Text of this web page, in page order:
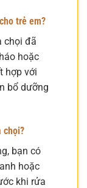
trẻ em?
chọi đã
hoặc
hợp với
bổ dưỡng
chọi?
bạn có
hoặc
khi rửa